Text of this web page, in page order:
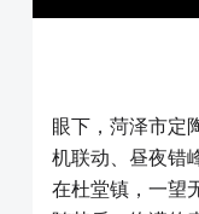
眼下，菏泽市定
机联动、昼夜错
在杜堂镇，一望